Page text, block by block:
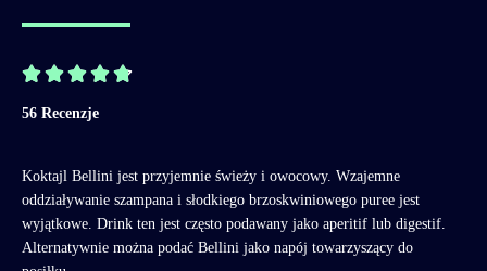

56 Recenzje
Koktajl Bellini jest przyjemnie świeży i owocowy. Wzajemne
oddziaływanie szampana i słodkiego brzoskwiniowego puree jest
wyjątkowe. Drink ten jest często podawany jako aperitif lub digestif.
Alternatywnie można podać Bellini jako napój towarzyszący do